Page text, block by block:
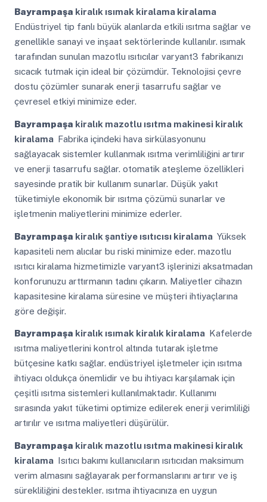
Bayrampaşa kiralık ısımak kiralama kiralama
Endüstriyel tip fanlı büyük alanlarda etkili ısıtma sağlar ve
genellikle sanayi ve inşaat sektörlerinde kullanılır. ısımak
tarafından sunulan mazotlu ısıtıcılar varyant3 fabrikanızı
sıcacık tutmak için ideal bir çözümdür. Teknolojisi çevre
dostu çözümler sunarak enerji tasarrufu sağlar ve
çevresel etkiyi minimize eder.
Bayrampaşa kiralık mazotlu ısıtma makinesi kiralık
kiralama Fabrika içindeki hava sirkülasyonunu
sağlayacak sistemler kullanmak ısıtma verimliliğini artırır
ve enerji tasarrufu sağlar. otomatik ateşleme özellikleri
sayesinde pratik bir kullanım sunarlar. Düşük yakıt
tüketimiyle ekonomik bir ısıtma çözümü sunarlar ve
işletmenin maliyetlerini minimize ederler.
Bayrampaşa kiralık şantiye ısıtıcısı kiralama Yüksek
kapasiteli nem alıcılar bu riski minimize eder. mazotlu
ısıtıcı kiralama hizmetimizle varyant3 işlerinizi aksatmadan
konforunuzu arttırmanın tadını çıkarın. Maliyetler cihazın
kapasitesine kiralama süresine ve müşteri ihtiyaçlarına
göre değişir.
Bayrampaşa kiralık ısımak kiralık kiralama Kafelerde
ısıtma maliyetlerini kontrol altında tutarak işletme
bütçesine katkı sağlar. endüstriyel işletmeler için ısıtma
ihtiyacı oldukça önemlidir ve bu ihtiyacı karşılamak için
çeşitli ısıtma sistemleri kullanılmaktadır. Kullanımı
sırasında yakıt tüketimi optimize edilerek enerji verimliliği
artırılır ve ısıtma maliyetleri düşürülür.
Bayrampaşa kiralık mazotlu ısıtma makinesi kiralık
kiralama Isıtıcı bakımı kullanıcıların ısıtıcıdan maksimum
verim almasını sağlayarak performanslarını artırır ve iş
sürekliliğini destekler. ısıtma ihtiyacınıza en uygun